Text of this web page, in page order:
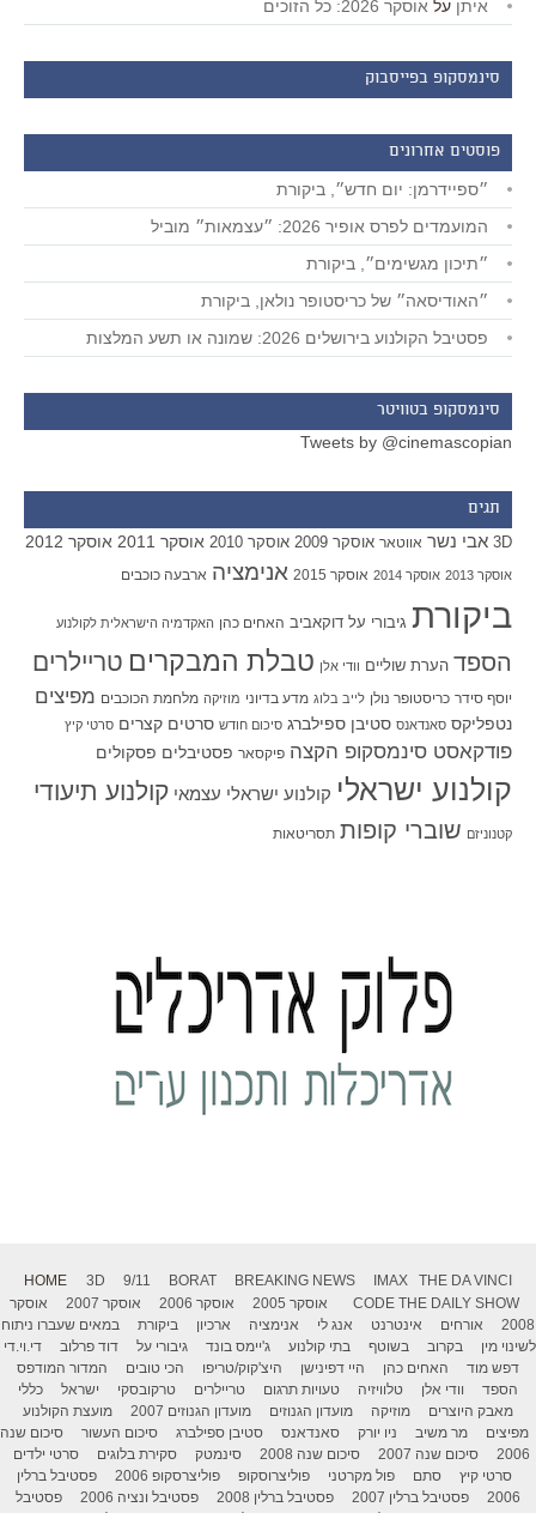
איתן על אוסקר 2026: כל הזוכים
סינמסקופ בפייסבוק
פוסטים אחרונים
״ספיידרמן: יום חדש״, ביקורת
המועמדים לפרס אופיר 2026: ״עצמאות״ מוביל
״תיכון מגשימים״, ביקורת
״האודיסאה״ של כריסטופר נולאן, ביקורת
פסטיבל הקולנוע בירושלים 2026: שמונה או תשע המלצות
סינמסקופ בטוויטר
Tweets by @cinemascopian
תגים
3D אבי נשר אווטאר אוסקר 2009 אוסקר 2010 אוסקר 2011 אוסקר 2012
אוסקר 2013 אוסקר 2014 אוסקר 2015 אנימציה ארבעה כוכבים
ביקורת גיבורי על דוקאביב האחים כהן האקדמיה הישראלית לקולנוע
הספד הערת שוליים וודי אלן טבלת המבקרים טריילרים
יוסף סידר כריסטופר נולן לייב בלוג מדע בדיוני מוזיקה מלחמת הכוכבים מפיצים
נטפליקס סאנדאנס סטיבן ספילברג סיכום חודש סרטים קצרים סרטי קיץ
פודקאסט סינמסקופ הקצה פיקסאר פסטיבלים פסקולים
קולנוע ישראלי קולנוע ישראלי עצמאי קולנוע תיעודי
קטנוניזם שוברי קופות תסריטאות
HOME 3D 9/11 BORAT BREAKING NEWS IMAX
THE DA VINCI
CODE THE DAILY SHOW אוסקר 2005 אוסקר 2006 אוסקר 2007
אוסקר
2008
אורחים אינטרנט אנג לי אנימציה ארכיון ביקורת
במאים שעברו ניתוח
לשינוי מין
בקרוב בשוטף בתי קולנוע ג'יימס בונד גיבורי על דוד פרלוב
די.וי.די
דפש מוד
האחים כהן היי דפינישן היצ'קוק/טריפו הכי טובים
המדור המודפס
הספד
וודי אלן טלוויזיה טעויות תרגום טריילרים טרקובסקי ישראל
כללי
מאבק היוצרים
מוזיקה מועדון הגנוזים מועדון הגנוזים 2007
מועצת הקולנוע
מפיצים
מר משיב ניו יורק סאנדאנס סטיבן ספילברג סיכום העשור
סיכום שנה
2006
סיכום שנה 2007 סיכום שנה 2008 סינמטק סקירת בלוגים
סרטי ילדים
סרטי קיץ
סתם פול מקרטני פוליצרוסקופ פוליצרסקופ 2006
פסטיבל ברלין
2006
פסטיבל ברלין 2007 פסטיבל ברלין 2008 פסטיבל ונציה 2006
פסטיבל